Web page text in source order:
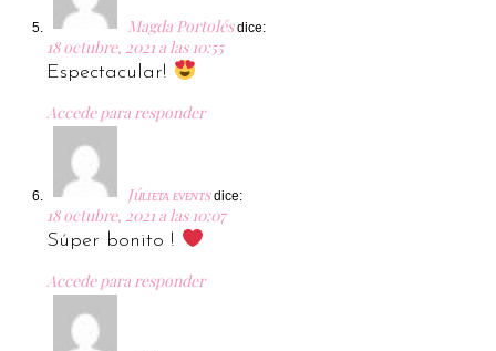
Magda Portolés dice:
18 octubre, 2021 a las 10:55
Espectacular!
Accede para responder
Júʟɪᴇᴛᴀ ᴇᴠᴇɴᴛs dice:
18 octubre, 2021 a las 10:07
Súper bonito !
Accede para responder